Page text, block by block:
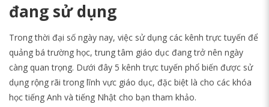
đang sử dụng
Trong thời đại số ngày nay, việc sử dụng các kênh trực tuyến để
quảng bá trường học, trung tâm giáo dục đang trở nên ngày
càng quan trọng. Dưới đây 5 kênh trực tuyến phổ biến được sử
dụng rộng rãi trong lĩnh vực giáo dục, đặc biệt là cho các khóa
học tiếng Anh và tiếng Nhật cho bạn tham khảo.